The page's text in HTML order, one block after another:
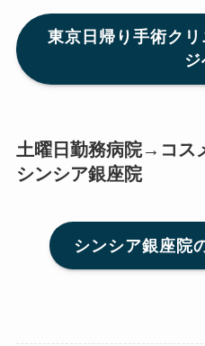
東京日帰り手術ク
土曜日勤務病院→コス
シンシア銀座院
シンシア銀座院